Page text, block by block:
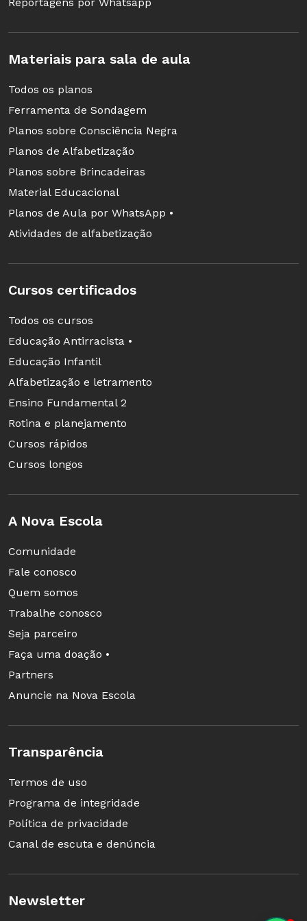
servirá de registro e poderá ajudar no
planejamento de futuras atividades.
Esta sugestão de atividade foi adaptada da sequência
com Espelho, com cinco planos de atividade criados por Bárbara
de Mello, professora-autora do Time de Autores NOVA ESCOLA,
Materiais para sala de aula
Todos os planos
Ferramenta de Sondagem
Planos sobre Consciência Negra
Planos de Alfabetização
Planos sobre Brincadeiras
Material Educacional
Planos de Aula por WhatsApp •
Atividades de alfabetização
Cursos certificados
Todos os cursos
Educação Antirracista •
Educação Infantil
Alfabetização e letramento
Ensino Fundamental 2
Rotina e planejamento
Cursos rápidos
Cursos longos
A Nova Escola
Comunidade
Fale conosco
Quem somos
Trabalhe conosco
Seja parceiro
Faça uma doação •
Partners
Anuncie na Nova Escola
Transparência
Termos de uso
Programa de integridade
Política de privacidade
Canal de escuta e denúncia
Newsletter